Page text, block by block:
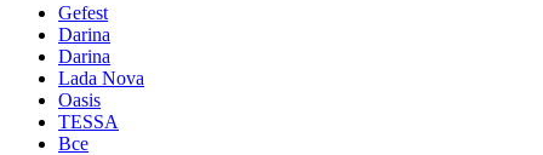
Gefest
Darina
Darina
Lada Nova
Oasis
TESSA
Все